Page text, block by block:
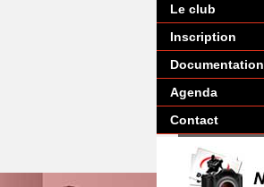
Le club
Inscription
Documentation
Agenda
Contact